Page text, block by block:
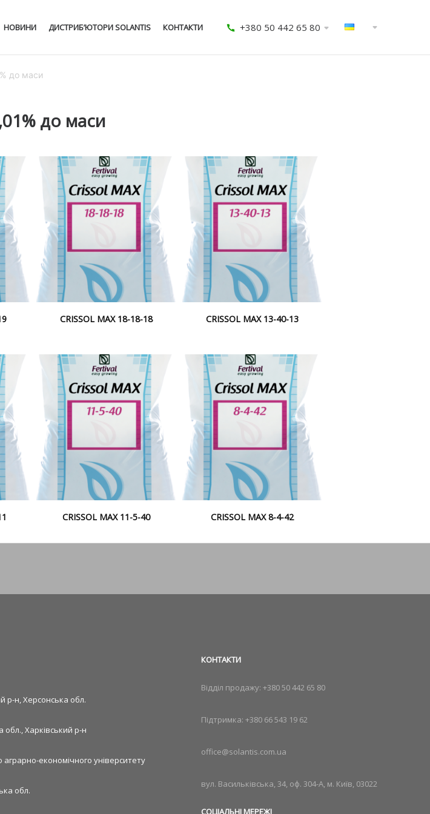
НОВИНИ ДИСТРИБ’ЮТОРИ SOLANTIS КОНТАКТИ +380 50 442 65 80
до маси
до маси
CRISSOL MAX 18-18-18 CRISSOL MAX 13-40-13
CRISSOL MAX 11-5-40 CRISSOL MAX 8-4-42
р-н, Херсонська обл.
обл., Харківський р-н
аграрно-економічного університету
обл.
КОНТАКТИ
Відділ продажу: +380 50 442 65 80
Підтримка: +380 66 543 19 62
office@solantis.com.ua
вул. Васильківська, 34, оф. 304-А, м. Київ, 03022
СОЦІАЛЬНІ МЕРЕЖІ